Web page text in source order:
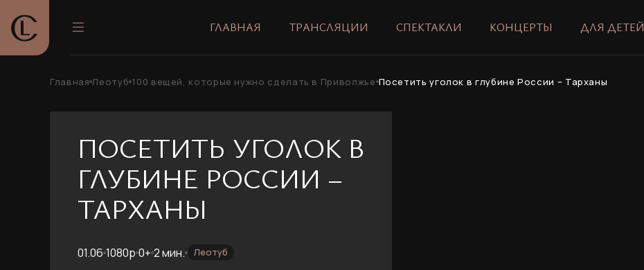
ГЛАВНАЯ ТРАНСЛЯЦИИ СПЕКТАКЛИ КОНЦЕРТЫ ДЛЯ ДЕТЕЙ
Главная Леотуб 100 вещей, которые нужно сделать в Приволжье Посетить уголок в глубине России – Тарханы
ПОСЕТИТЬ УГОЛОК В
ГЛУБИНЕ РОССИИ –
ТАРХАНЫ
01.06 1080p 0+ 2 мин. Леотуб